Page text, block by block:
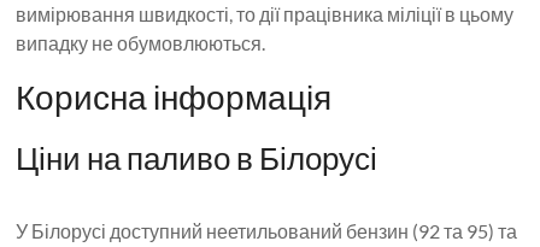
вимірювання швидкості, то дії працівника міліції в цьому
випадку не обумовлюються.
Корисна інформація
Ціни на паливо в Білорусі
У Білорусі доступний неетильований бензин (92 та 95) та